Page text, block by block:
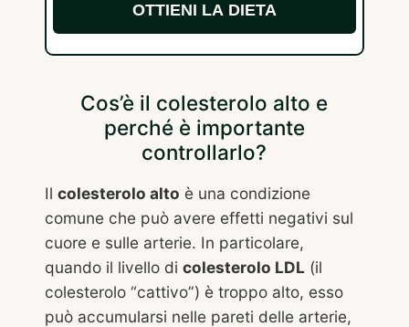
OTTIENI LA DIETA
Cos’è il colesterolo alto e
perché è importante
controllarlo?
Il colesterolo alto è una condizione
comune che può avere effetti negativi sul
cuore e sulle arterie. In particolare,
quando il livello di colesterolo LDL (il
colesterolo “cattivo”) è troppo alto, esso
può accumularsi nelle pareti delle arterie,